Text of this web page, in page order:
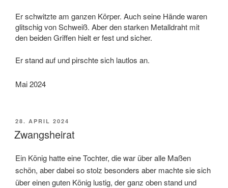
Er schwitzte am ganzen Körper. Auch seine Hände waren
glitschig von Schweiß. Aber den starken Metalldraht mit
den beiden Griffen hielt er fest und sicher.
Er stand auf und pirschte sich lautlos an.
Mai 2024
VERÖFFENTLICHT
AM
28. APRIL 2024
Zwangsheirat
Ein König hatte eine Tochter, die war über alle Maßen
schön, aber dabei so stolz besonders aber machte sie sich
über einen guten König lustig, der ganz oben stand und